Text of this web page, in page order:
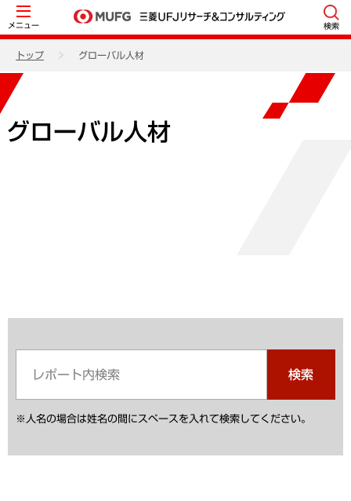
メニュー 検索
トップ グローバル人材
グローバル人材
検索
※人名の場合は姓名の間にスペースを入れて検索してください。